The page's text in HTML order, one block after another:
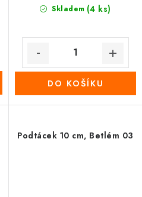
Skladem (4 ks)
DO KOŠÍKU
Podtácek 10 cm, Betlém 03